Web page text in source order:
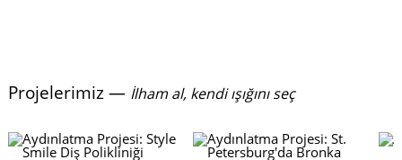
Projelerimiz — İlham al, kendi ışığını seç